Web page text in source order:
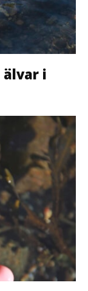
älvar i